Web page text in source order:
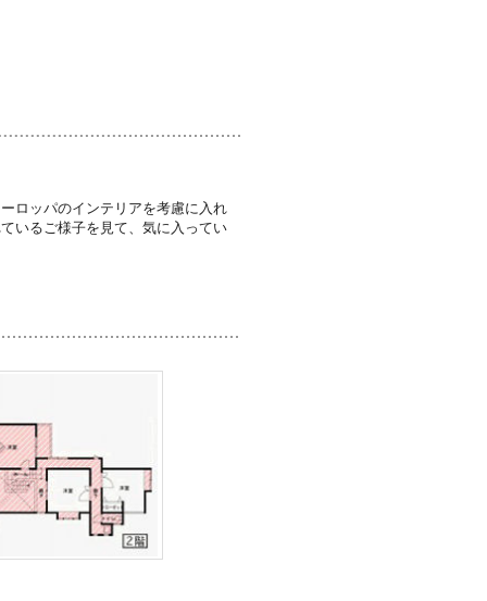
ロッパのインテリアを考慮に入れ
いるご様子を見て、気に入ってい